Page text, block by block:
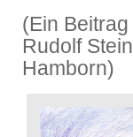
(Ein
Rudolf
Hamborn)